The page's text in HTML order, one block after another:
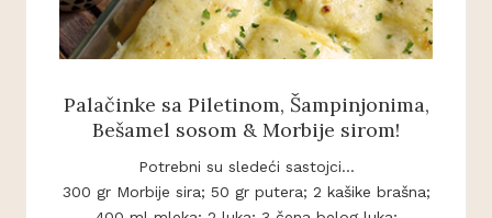
Palačinke sa Piletinom, Šampinjonima,
Bešamel sosom & Morbije sirom!
Potrebni su sledeći sastojci...
300 gr Morbije sira; 50 gr putera; 2 kašike brašna;